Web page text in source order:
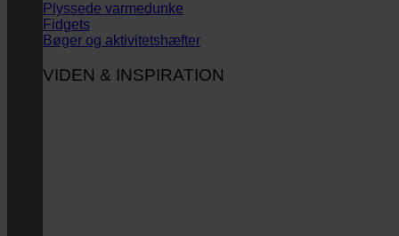
Plyssede varmedunke
Fidgets
Bøger og aktivitetshæfter
VIDEN & INSPIRATION